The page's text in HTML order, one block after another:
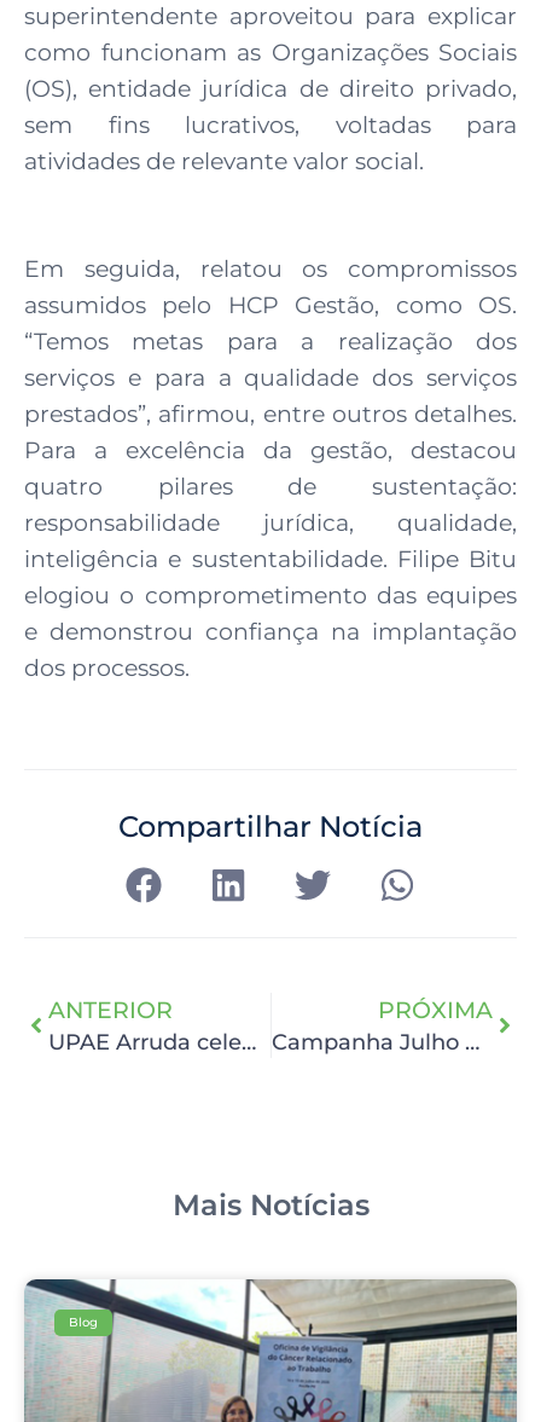
superintendente aproveitou para explicar
como funcionam as Organizações Sociais
(OS), entidade jurídica de direito privado,
sem fins lucrativos, voltadas para
atividades de relevante valor social.
Em seguida, relatou os compromissos
assumidos pelo HCP Gestão, como OS.
“Temos metas para a realização dos
serviços e para a qualidade dos serviços
prestados”, afirmou, entre outros detalhes.
Para a excelência da gestão, destacou
quatro pilares de sustentação:
responsabilidade jurídica, qualidade,
inteligência e sustentabilidade. Filipe Bitu
elogiou o comprometimento das equipes
e demonstrou confiança na implantação
dos processos.
Compartilhar Notícia
ANTERIOR
UPAE Arruda celebra um ano de atividades
PRÓXIMA
Campanha Julho Verde alerta sobre Câncer de Cabeça e Pescoço
Mais Notícias
Blog